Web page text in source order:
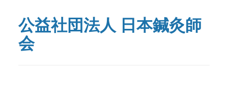
構成員一覧
公益社団法人 日本鍼灸師
会